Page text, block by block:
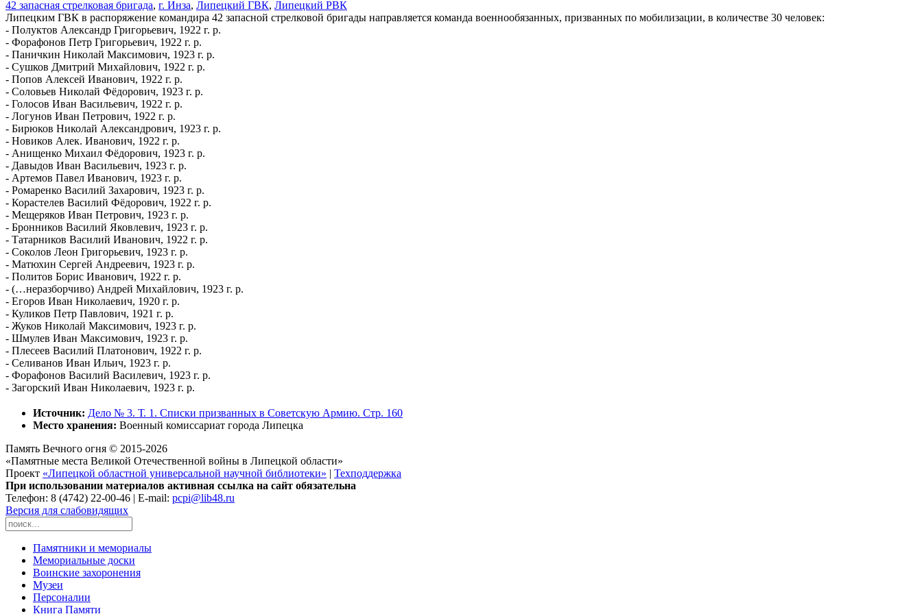
42 запасная стрелковая бригада, г. Инза, Липецкий ГВК, Липецкий РВК
Липецким ГВК в распоряжение командира 42 запасной стрелковой бригады направляется команда военнообязанных, призванных по мобилизации, в количестве 30 человек:
- Полуктов Александр Григорьевич, 1922 г. р.
- Форафонов Петр Григорьевич, 1922 г. р.
- Паничкин Николай Максимович, 1923 г. р.
- Сушков Дмитрий Михайлович, 1922 г. р.
- Попов Алексей Иванович, 1922 г. р.
- Соловьев Николай Фёдорович, 1923 г. р.
- Голосов Иван Васильевич, 1922 г. р.
- Логунов Иван Петрович, 1922 г. р.
- Бирюков Николай Александрович, 1923 г. р.
- Новиков Алек. Иванович, 1922 г. р.
- Анищенко Михаил Фёдорович, 1923 г. р.
- Давыдов Иван Васильевич, 1923 г. р.
- Артемов Павел Иванович, 1923 г. р.
- Ромаренко Василий Захарович, 1923 г. р.
- Корастелев Василий Фёдорович, 1922 г. р.
- Мещеряков Иван Петрович, 1923 г. р.
- Бронников Василий Яковлевич, 1923 г. р.
- Татарников Василий Иванович, 1922 г. р.
- Соколов Леон Григорьевич, 1923 г. р.
- Матюхин Сергей Андреевич, 1923 г. р.
- Политов Борис Иванович, 1922 г. р.
- (…неразборчиво) Андрей Михайлович, 1923 г. р.
- Егоров Иван Николаевич, 1920 г. р.
- Куликов Петр Павлович, 1921 г. р.
- Жуков Николай Максимович, 1923 г. р.
- Шмулев Иван Максимович, 1923 г. р.
- Плесеев Василий Платонович, 1922 г. р.
- Селиванов Иван Ильич, 1923 г. р.
- Форафонов Василий Василевич, 1923 г. р.
- Загорский Иван Николаевич, 1923 г. р.
Источник: Дело № 3. Т. 1. Списки призванных в Советскую Армию. Стр. 160
Место хранения: Военный комиссариат города Липецка
Память Вечного огня © 2015-2026
«Памятные места Великой Отечественной войны в Липецкой области»
Проект «Липецкой областной универсальной научной библиотеки» | Техподдержка
При использовании материалов активная ссылка на сайт обязательна
Телефон: 8 (4742) 22-00-46 | E-mail: pcpi@lib48.ru
Версия для слабовидящих
Памятники и мемориалы
Мемориальные доски
Воинские захоронения
Музеи
Персоналии
Книга Памяти